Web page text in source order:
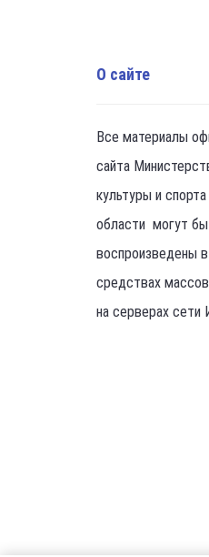
О сайте
Все материалы
сайта
культуры и
области могут
воспроизведены
средствах
на серверах сети